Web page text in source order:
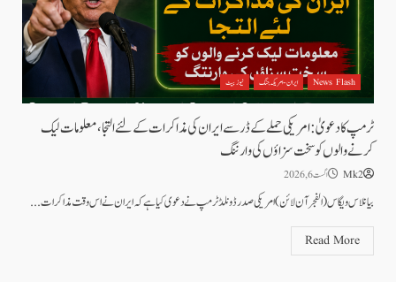
News Flash ایران - امریکہ جنگ نیوز بیٹ
ٹرمپ کا دعویٰ: امریکی حملے کے ڈر سے ایران کی مذاکرات کے لئے التجا، معلومات لیک
کرنے والوں کو سخت سزاؤں کی وارننگ
Mk2 اگست 6, 2026
بیانلاس ویگاس(الفجر آن لائن)امریکی صدر ڈونلڈ ٹرمپ نے دعوی کیا ہے کہ ایران نے اس وقت مذاکرات...
Read More